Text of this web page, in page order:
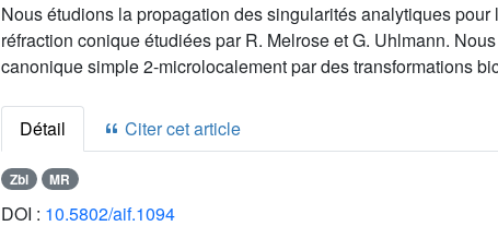
Nous étudions la propagation des singularités analytiques
réfraction conique étudiées par R. Melrose et G. Uhlmann.
canonique simple 2-microlocalement par des transformations
Détail Citer cet article
Zbl MR
DOI : 10.5802/aif.1094